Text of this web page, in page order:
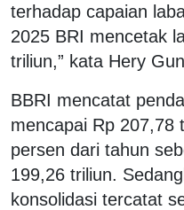
terhadap capaian
2025 BRI mencetak
triliun,” kata Hery
BBRI mencatat
mencapai Rp 207,78
persen dari tahun
199,26 triliun.
konsolidasi tercatat